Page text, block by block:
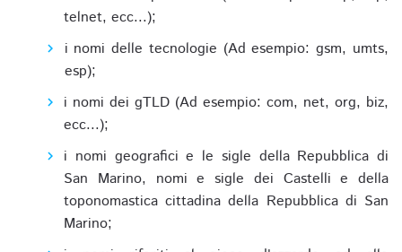
telnet, ecc...);
i nomi delle tecnologie (Ad esempio: gsm, umts,
esp);
i nomi dei gTLD (Ad esempio: com, net, org, biz,
ecc...);
i nomi geografici e le sigle della Repubblica di
San Marino, nomi e sigle dei Castelli e della
toponomastica cittadina della Repubblica di San
Marino;